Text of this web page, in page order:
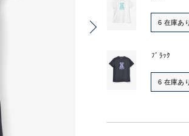
6 在庫あ
ﾌﾞﾗｯｸ
6 在庫あ